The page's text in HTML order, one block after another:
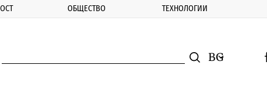
ОБЩЕСТВО ТЕХНОЛОГИИ
Смяна на